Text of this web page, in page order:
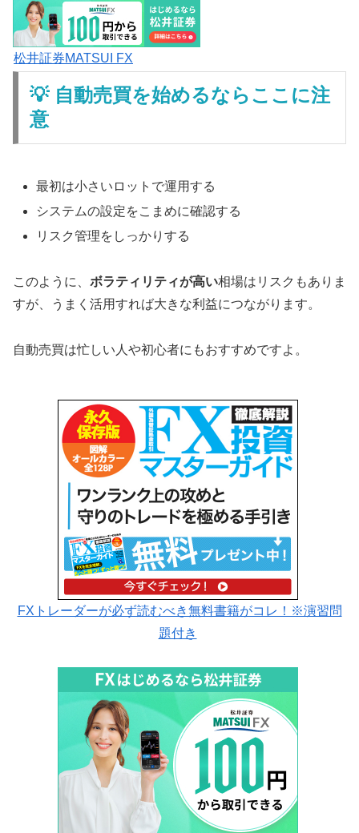
松井証券MATSUI FX
💡 自動売買を始めるならここに注
意
最初は小さいロットで運用する
システムの設定をこまめに確認する
リスク管理をしっかりする
このように、 ボラティリティが高い相場はリスクもありま
すが、うまく活用すれば大きな利益につながります。
自動売買は忙しい人や初心者にもおすすめですよ。
FXトレーダーが必ず読むべき無料書籍がコレ！※演習問
題付き